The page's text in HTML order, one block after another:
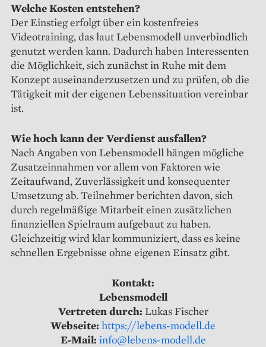
Welche Kosten entstehen?
Der Einstieg erfolgt über ein kostenfreies
Videotraining, das laut Lebensmodell unverbindlich
genutzt werden kann. Dadurch haben Interessenten
die Möglichkeit, sich zunächst in Ruhe mit dem
Konzept auseinanderzusetzen und zu prüfen, ob die
Tätigkeit mit der eigenen Lebenssituation vereinbar
ist.
Wie hoch kann der Verdienst ausfallen?
Nach Angaben von Lebensmodell hängen mögliche
Zusatzeinnahmen vor allem von Faktoren wie
Zeitaufwand, Zuverlässigkeit und konsequenter
Umsetzung ab. Teilnehmer berichten davon, sich
durch regelmäßige Mitarbeit einen zusätzlichen
finanziellen Spielraum aufgebaut zu haben.
Gleichzeitig wird klar kommuniziert, dass es keine
schnellen Ergebnisse ohne eigenen Einsatz gibt.
Kontakt:
Lebensmodell
Vertreten durch: Lukas Fischer
Webseite: https://lebens-modell.de
E-Mail: info@lebens-modell.de